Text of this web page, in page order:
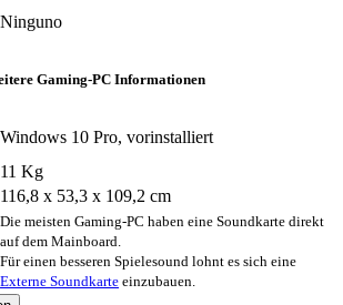
Ninguno
Gaming-PC Informationen
Windows 10 Pro, vorinstalliert
11 Kg
116,8 x 53,3 x 109,2 cm
Die meisten Gaming-PC haben eine Soundkarte direkt
auf dem Mainboard.
Für einen besseren Spielesound lohnt es sich eine
Externe Soundkarte einzubauen.